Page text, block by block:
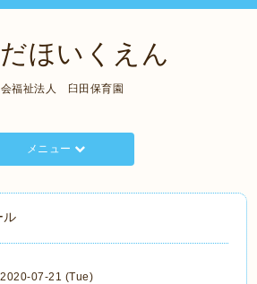
ほいくえん
福祉法人 臼田保育園
メニュー
ル
2020-07-21 (Tue)